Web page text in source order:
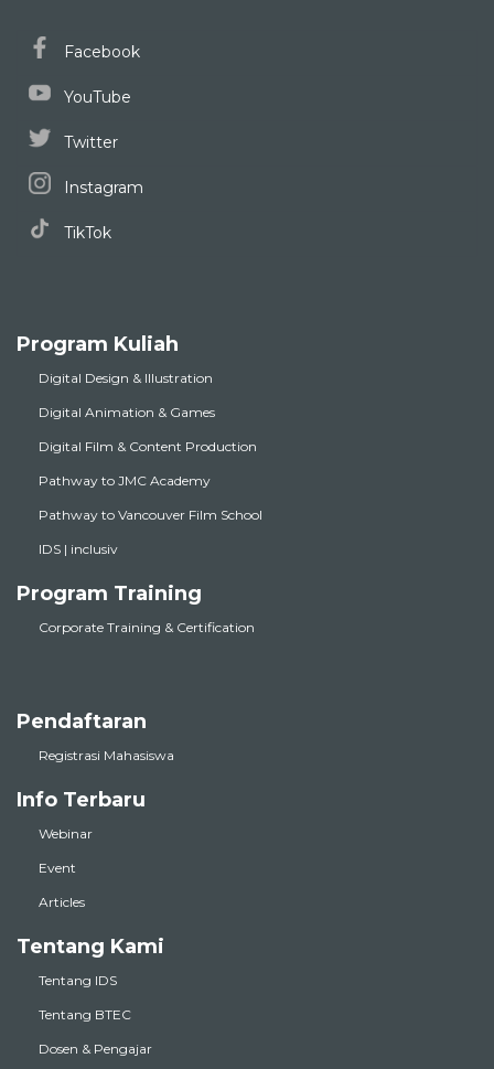
Facebook
YouTube
Twitter
Instagram
TikTok
Program Kuliah
Digital Design & Illustration
Digital Animation & Games
Digital Film & Content Production
Pathway to JMC Academy
Pathway to Vancouver Film School
IDS | inclusiv
Program Training
Corporate Training & Certification
Pendaftaran
Registrasi Mahasiswa
Info Terbaru
Webinar
Event
Articles
Tentang Kami
Tentang IDS
Tentang BTEC
Dosen & Pengajar